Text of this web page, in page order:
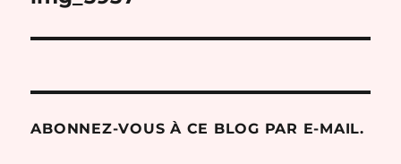
ABONNEZ-VOUS À CE BLOG PAR E-MAIL.